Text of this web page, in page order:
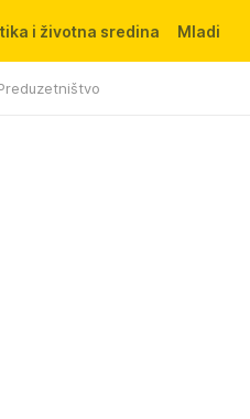
i životna sredina Mladi